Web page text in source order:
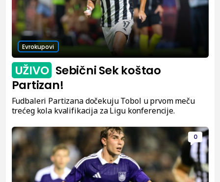
Evrokupovi
UŽIVO Sebični Sek koštao
Partizan!
Fudbaleri Partizana dočekuju Tobol u prvom meču
trećeg kola kvalifikacija za Ligu konferencije.
0